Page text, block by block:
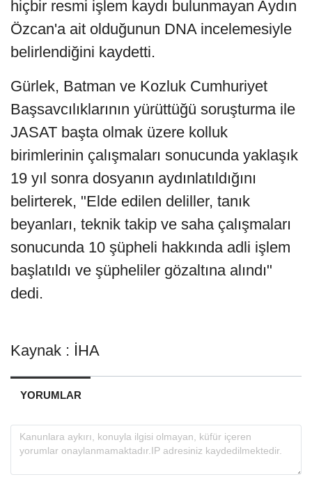
hiçbir resmi işlem kaydı bulunmayan Aydın
Özcan'a ait olduğunun DNA incelemesiyle
belirlendiğini kaydetti.
Gürlek, Batman ve Kozluk Cumhuriyet
Başsavcılıklarının yürüttüğü soruşturma ile
JASAT başta olmak üzere kolluk
birimlerinin çalışmaları sonucunda yaklaşık
19 yıl sonra dosyanın aydınlatıldığını
belirterek, "Elde edilen deliller, tanık
beyanları, teknik takip ve saha çalışmaları
sonucunda 10 şüpheli hakkında adli işlem
başlatıldı ve şüpheliler gözaltına alındı"
dedi.
Kaynak : İHA
YORUMLAR